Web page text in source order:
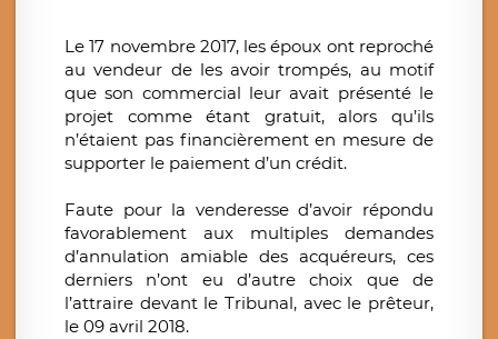
Le 17 novembre 2017, les époux ont reproché
au vendeur de les avoir trompés, au motif
que son commercial leur avait présenté le
projet comme étant gratuit, alors qu’ils
n’étaient pas financièrement en mesure de
supporter le paiement d’un crédit.
Faute pour la venderesse d’avoir répondu
favorablement aux multiples demandes
d’annulation amiable des acquéreurs, ces
derniers n’ont eu d’autre choix que de
l’attraire devant le Tribunal, avec le prêteur,
le 09 avril 2018.